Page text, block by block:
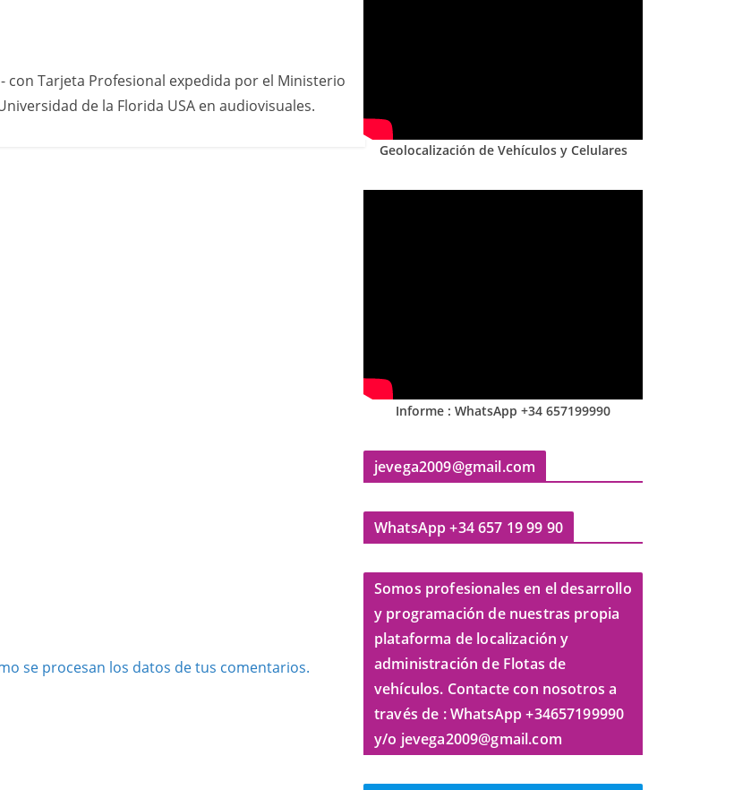
con Tarjeta Profesional expedida por el Ministerio
de la Florida USA en audiovisuales.
se procesan los datos de tus comentarios.
Geolocalización de Vehículos y Celulares
Informe : WhatsApp +34 657199990
jevega2009@gmail.com
WhatsApp +34 657 19 99 90
Somos profesionales en el desarrollo
y programación de nuestras propia
plataforma de localización y
administración de Flotas de
vehículos. Contacte con nosotros a
través de : WhatsApp +34657199990
y/o jevega2009@gmail.com